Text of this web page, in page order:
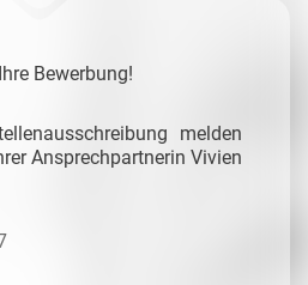
Bewerbung!
melden
Ansprechpartnerin Vivien